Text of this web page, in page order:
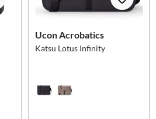
Ucon Acrobatics
Katsu Lotus Infinity